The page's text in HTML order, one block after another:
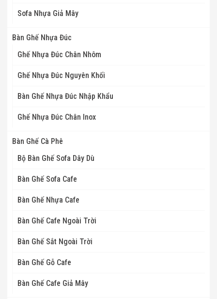
Sofa Nhựa Giả Mây
Bàn Ghế Nhựa Đúc
Ghế Nhựa Đúc Chân Nhôm
Ghế Nhựa Đúc Nguyên Khối
Bàn Ghế Nhựa Đúc Nhập Khẩu
Ghế Nhựa Đúc Chân Inox
Bàn Ghế Cà Phê
Bộ Bàn Ghế Sofa Dây Dù
Bàn Ghế Sofa Cafe
Bàn Ghế Nhựa Cafe
Bàn Ghế Cafe Ngoài Trời
Bàn Ghế Sắt Ngoài Trời
Bàn Ghế Gỗ Cafe
Bàn Ghế Cafe Giả Mây